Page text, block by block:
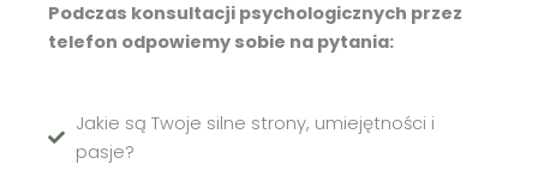
Podczas konsultacji psychologicznych przez
telefon odpowiemy sobie na pytania:
Jakie są Twoje silne strony, umiejętności i
pasje?